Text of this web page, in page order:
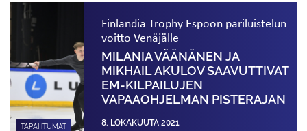
TAPAHTUMAT
Finlandia Trophy Espoon pariluistelun
voitto Venäjälle
MILANIA VÄÄNÄNEN JA
MIKHAIL AKULOV SAAVUTTIVAT
EM-KILPAILUJEN
VAPAAOHJELMAN PISTERAJAN
8. LOKAKUUTA 2021